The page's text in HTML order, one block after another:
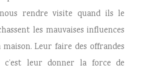
rendre visite quand ils le
les mauvaises influences
Leur faire des offrandes
c’est leur donner la force de